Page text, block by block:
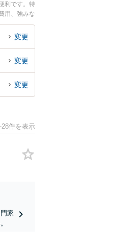
利です。特
用、強みな
豊富な近く
変更
変更
変更
件を表示
家